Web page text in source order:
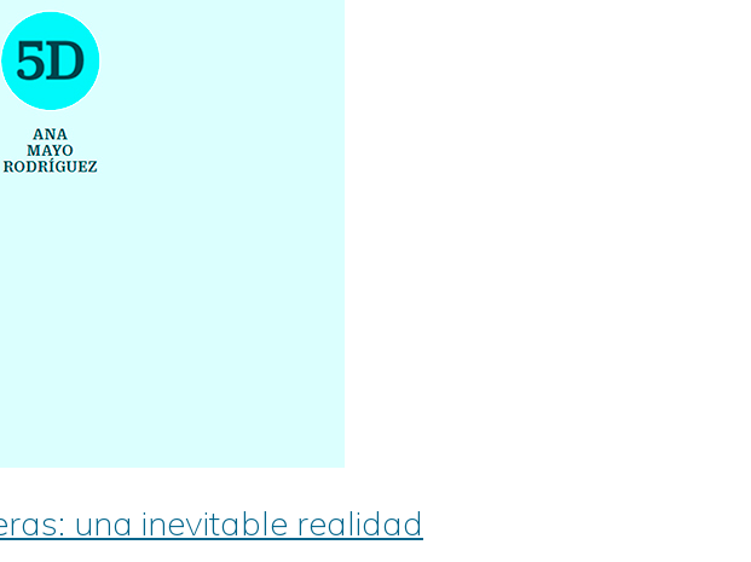
una inevitable realidad